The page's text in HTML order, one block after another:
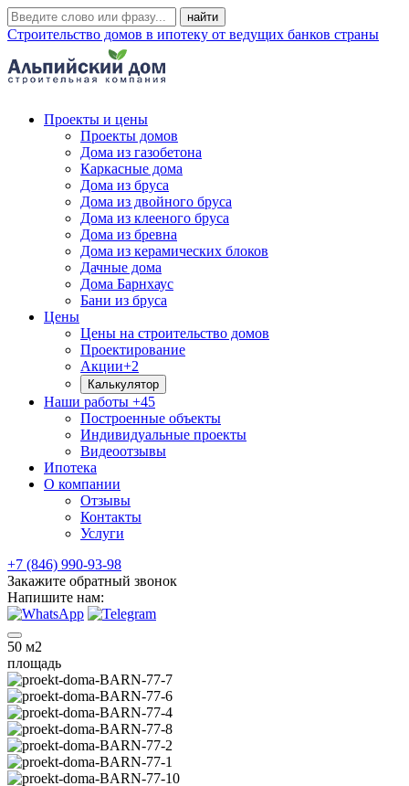
Строительство домов в ипотеку от ведущих банков страны
Проекты и цены
Проекты домов
Дома из газобетона
Каркасные дома
Дома из бруса
Дома из двойного бруса
Дома из клееного бруса
Дома из бревна
Дома из керамических блоков
Дачные дома
Дома Барнхаус
Бани из бруса
Цены
Цены на строительство домов
Проектирование
Акции+2
Калькулятор
Наши работы +45
Построенные объекты
Индивидуальные проекты
Видеоотзывы
Ипотека
О компании
Отзывы
Контакты
Услуги
+7 (846) 990-93-98
Закажите обратный звонок
Напишите нам:
50 м2
площадь